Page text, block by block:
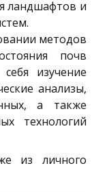
ландшафтов и
методов
почв
изучение
анализы,
а также
технологий
из личного